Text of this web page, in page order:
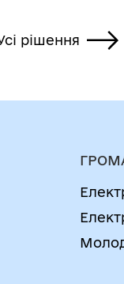
рішення